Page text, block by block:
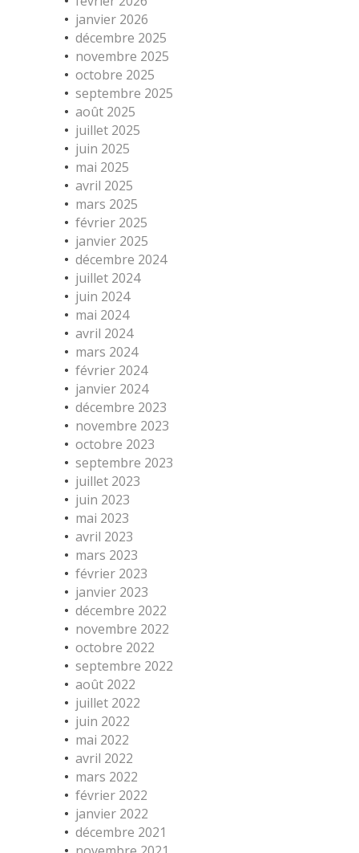
janvier 2026
décembre 2025
novembre 2025
octobre 2025
septembre 2025
août 2025
juillet 2025
juin 2025
mai 2025
avril 2025
mars 2025
février 2025
janvier 2025
décembre 2024
juillet 2024
juin 2024
mai 2024
avril 2024
mars 2024
février 2024
janvier 2024
décembre 2023
novembre 2023
octobre 2023
septembre 2023
juillet 2023
juin 2023
mai 2023
avril 2023
mars 2023
février 2023
janvier 2023
décembre 2022
novembre 2022
octobre 2022
septembre 2022
août 2022
juillet 2022
juin 2022
mai 2022
avril 2022
mars 2022
février 2022
janvier 2022
décembre 2021